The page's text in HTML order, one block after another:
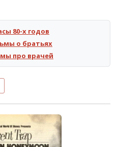
80-х годов
о братьях
про врачей